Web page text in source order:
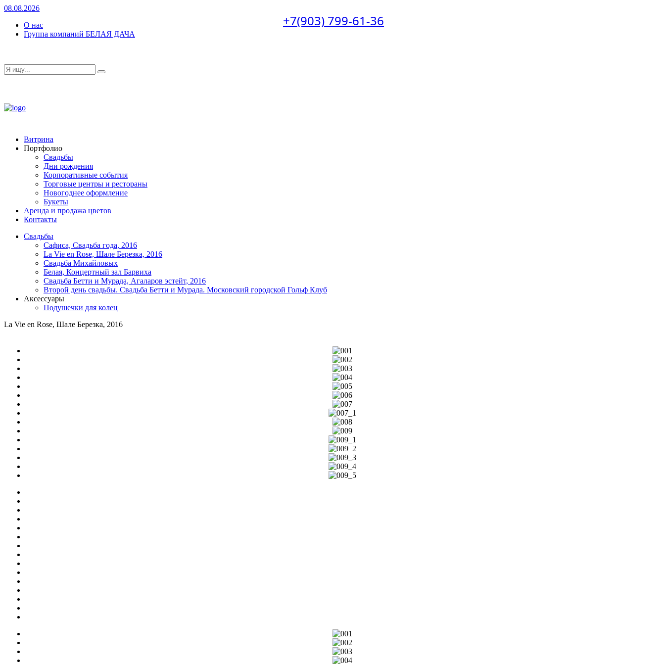
+7(903) 799-61-36
08.08.2026
О нас
Группа компаний БЕЛАЯ ДАЧА
Витрина
Портфолио
Свадьбы
Дни рождения
Корпоративные события
Торговые центры и рестораны
Новогоднее оформление
Букеты
Аренда и продажа цветов
Контакты
Свадьбы
Сафиса, Свадьба года, 2016
La Vie en Rose, Шале Березка, 2016
Свадьба Михайловых
Белая, Концертный зал Барвиха
Свадьба Бетти и Мурада, Агаларов эстейт, 2016
Второй день свадьбы. Свадьба Бетти и Мурада. Московский городской Гольф Клуб
Аксессуары
Подушечки для колец
La Vie en Rose, Шале Березка, 2016